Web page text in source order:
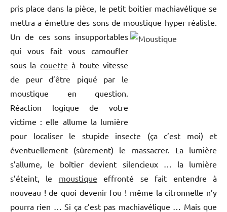
pris place dans la pièce, le petit boitier machiavélique se
mettra a émettre des sons de moustique hyper réaliste.
Un de ces sons insupportables
qui vous fait vous camoufler
sous la couette à toute vitesse
de peur d’être piqué par le
moustique en question.
Réaction logique de votre
victime : elle allume la lumière
pour localiser le stupide insecte (ça c’est moi) et
éventuellement (sûrement) le massacrer. La lumière
s’allume, le boîtier devient silencieux … la lumière
s’éteint, le moustique effronté se fait entendre à
nouveau ! de quoi devenir fou ! même la citronnelle n’y
pourra rien … Si ça c’est pas machiavélique … Mais que